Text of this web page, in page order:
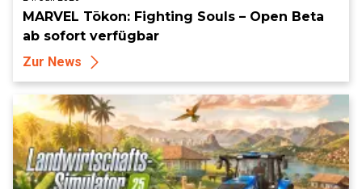
MARVEL Tōkon: Fighting Souls – Open Beta
ab sofort verfügbar
Zur News